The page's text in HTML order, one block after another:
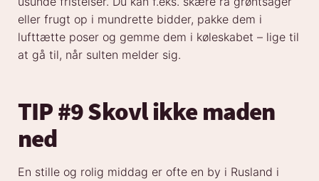
eller frugt op i mundrette bidder, pakke dem i
lufttætte poser og gemme dem i køleskabet – lige til
at gå til, når sulten melder sig.
TIP #9 Skovl ikke maden
ned
En stille og rolig middag er ofte en by i Rusland i